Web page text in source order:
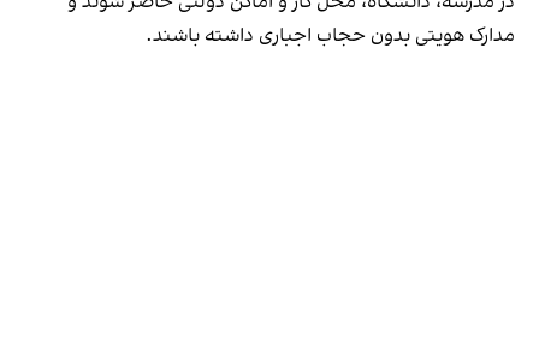
مدارک هویتی بدون حجاب اجباری داشته باشند.